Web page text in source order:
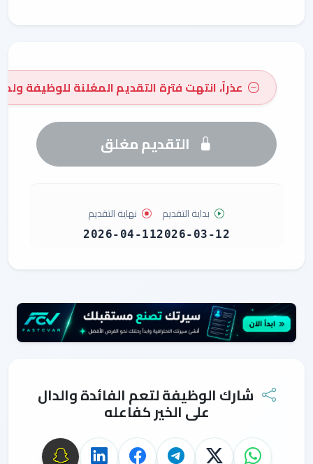
عذراً، انتهت فترة التقديم المعُلنة للوظيفة
التقديم مغلق
بداية التقديم
2026-03-12
نهاية التقديم
2026-04-11
شارك الوظيفة لتعم الفائدة والدال
على الخير كفاعله